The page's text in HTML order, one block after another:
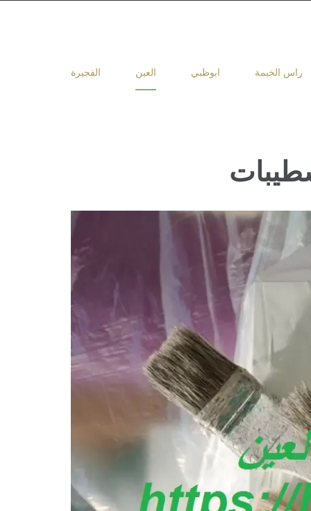
راس الخيمة ابوظبي العين الفجيرة